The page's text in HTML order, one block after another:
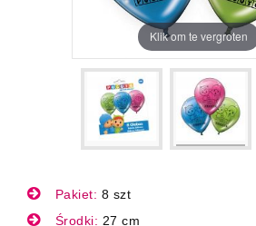
Klik om te vergroten
Pakiet: 8 szt
Środki: 27 cm